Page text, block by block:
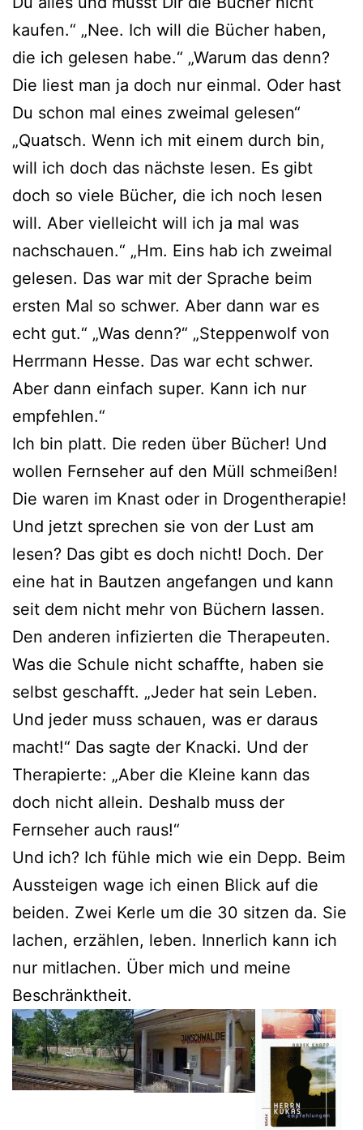
kaufen.“ „Nee. Ich will die Bücher haben,
die ich gelesen habe.“ „Warum das denn?
Die liest man ja doch nur einmal. Oder hast
Du schon mal eines zweimal gelesen“
„Quatsch. Wenn ich mit einem durch bin,
will ich doch das nächste lesen. Es gibt
doch so viele Bücher, die ich noch lesen
will. Aber vielleicht will ich ja mal was
nachschauen.“ „Hm. Eins hab ich zweimal
gelesen. Das war mit der Sprache beim
ersten Mal so schwer. Aber dann war es
echt gut.“ „Was denn?“ „Steppenwolf von
Herrmann Hesse. Das war echt schwer.
Aber dann einfach super. Kann ich nur
empfehlen.“
Ich bin platt. Die reden über Bücher! Und
wollen Fernseher auf den Müll schmeißen!
Die waren im Knast oder in Drogentherapie!
Und jetzt sprechen sie von der Lust am
lesen? Das gibt es doch nicht! Doch. Der
eine hat in Bautzen angefangen und kann
seit dem nicht mehr von Büchern lassen.
Den anderen infizierten die Therapeuten.
Was die Schule nicht schaffte, haben sie
selbst geschafft. „Jeder hat sein Leben.
Und jeder muss schauen, was er daraus
macht!“ Das sagte der Knacki. Und der
Therapierte: „Aber die Kleine kann das
doch nicht allein. Deshalb muss der
Fernseher auch raus!“
Und ich? Ich fühle mich wie ein Depp. Beim
Aussteigen wage ich einen Blick auf die
beiden. Zwei Kerle um die 30 sitzen da. Sie
lachen, erzählen, leben. Innerlich kann ich
nur mitlachen. Über mich und meine
Beschränktheit.